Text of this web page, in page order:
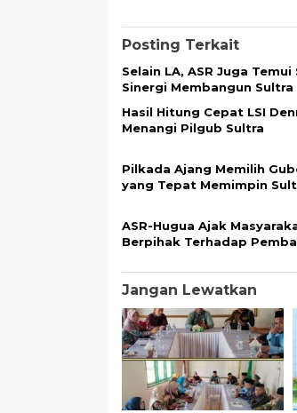
Posting Terkait
Selain LA, ASR Juga
Sinergi Membangun Sultra
Hasil Hitung Cepat LSI
Menangi Pilgub Sultra
Pilkada Ajang Memilih
yang Tepat Memimpin
ASR-Hugua Ajak
Berpihak Terhadap
Jangan Lewatkan